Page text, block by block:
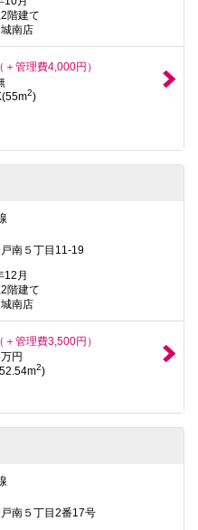
階建て
南店
（＋管理費4,000円）
2)
南５丁目11-19
12月
階建て
南店
（＋管理費3,500円）
円
2)
南５丁目2番17号